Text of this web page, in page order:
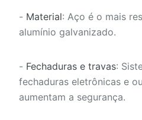
- Material: Aço é o mais
alumínio galvanizado.
- Fechaduras e travas:
fechaduras eletrônicas e
aumentam a segurança.